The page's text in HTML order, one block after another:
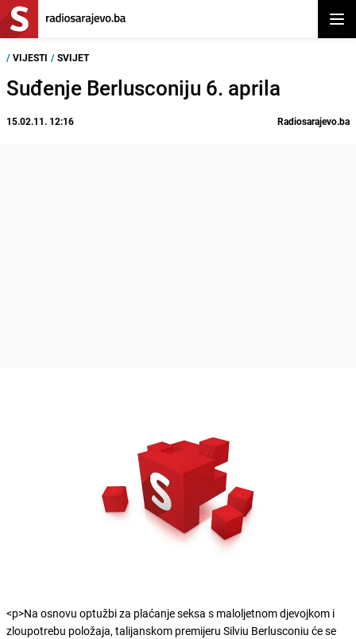
/ VIJESTI / SVIJET
Suđenje Berlusconiju 6. aprila
15.02.11. 12:16 Radiosarajevo.ba
<p>Na osnovu optužbi za plaćanje seksa s maloljetnom djevojkom i
zloupotrebu položaja, talijanskom premijeru Silviu Berlusconiu će se